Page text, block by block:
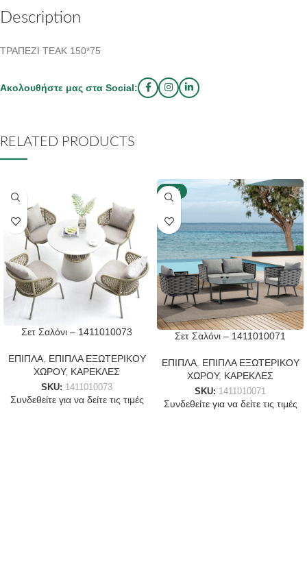
Description
ΤΡΑΠΕΖΙ ΤΕΑΚ 150*75
Ακολουθήστε μας στα Social:
RELATED PRODUCTS
Σετ Σαλόνι – 1411010073
ΕΠΙΠΛΑ, ΕΠΙΠΛΑ ΕΞΩΤΕΡΙΚΟΥ
ΧΩΡΟΥ, ΚΑΡΕΚΛΕΣ
SKU: 1411010073
Συνδεθείτε για να δείτε τις τιμές
-40%
Σετ Σαλόνι – 1411010071
ΕΠΙΠΛΑ, ΕΠΙΠΛΑ ΕΞΩΤΕΡΙΚΟΥ
ΧΩΡΟΥ, ΚΑΡΕΚΛΕΣ
SKU: 1411010071
Συνδεθείτε για να δείτε τις τιμές